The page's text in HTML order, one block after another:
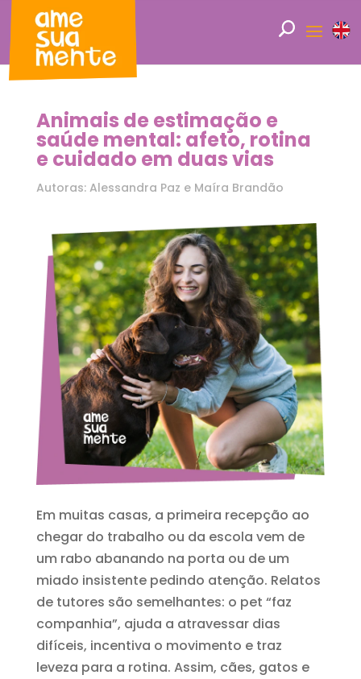
Animais de estimação e
saúde mental: afeto, rotina
e cuidado em duas vias
Autoras: Alessandra Paz e Maíra Brandão
Em muitas casas, a primeira recepção ao
chegar do trabalho ou da escola vem de
um rabo abanando na porta ou de um
miado insistente pedindo atenção. Relatos
de tutores são semelhantes: o pet “faz
companhia”, ajuda a atravessar dias
difíceis, incentiva o movimento e traz
leveza para a rotina. Assim, cães, gatos e